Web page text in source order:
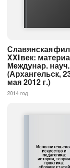
Славянская
XXI век:
Междунар.
(Архангельск,
мая 2012 г.)
2014 год